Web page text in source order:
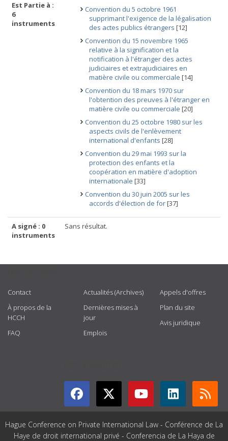
Est Partie à :
6
instruments
Convention du 5 octobre 1961
supprimant l'exigence de la légalisation
des actes publics étrangers [12]
Convention du 15 novembre 1965
relative à la signification et la
notification à l'étranger des actes
judiciaires et extrajudiciaires en
matière civile ou commerciale [14]
Convention du 18 mars 1970 sur
l'obtention des preuves à l'étranger en
matière civile ou commerciale [20]
Convention du 25 octobre 1980 sur les
aspects civils de l'enlèvement
international d'enfants [28]
Convention du 29 mai 1993 sur la
protection des enfants et la
coopération en matière d'adoption
internationale [33]
Convention du 30 juin 2005 sur les
accords d'élection de for[37]
A signé : 0
instruments
Sans résultat.
Contact
À propos de la
HCCH
FAQ
Actualités (Archives)
Dernières mises à
jour
Emplois
Appels d'offres
Plan du site
Avis juridique
Hague Conference on Private International Law - Conférence de La
Haye de droit international privé - Conferencia de La Haya de